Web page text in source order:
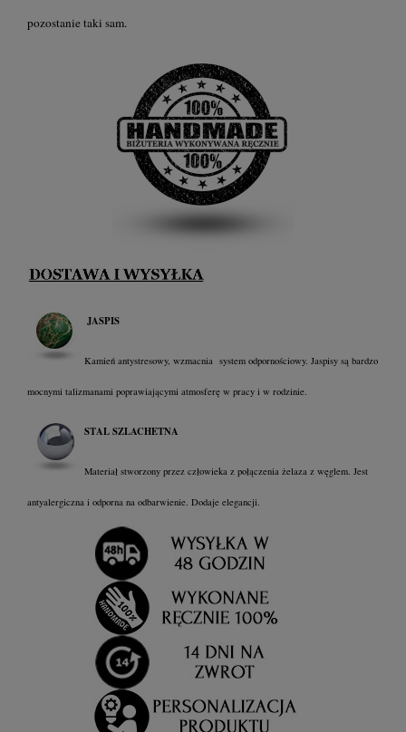
pozostanie taki sam.
JASPIS
Kamień antystresowy, wzmacnia system odpornościowy. Jaspisy są bardzo
mocnymi talizmanami poprawiającymi atmosferę w pracy i w rodzinie.
STAL SZLACHETNA
Materiał stworzony przez człowieka z połączenia żelaza z węglem. Jest
antyalergiczna i odporna na odbarwienie. Dodaje elegancji.